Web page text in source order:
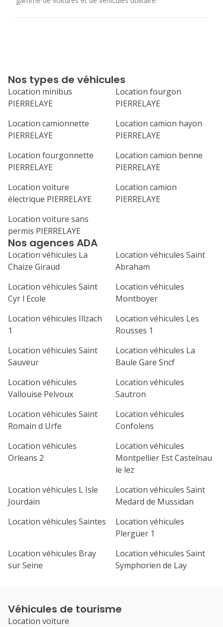
Nos agences ADA
Location véhicules La
Chaize Giraud
Location véhicules Saint
Abraham
Location véhicules Saint
Cyr l Ecole
Location véhicules
Montboyer
Location véhicules Illzach
1
Location véhicules Les
Rousses 1
Location véhicules Saint
Sauveur
Location véhicules La
Baule Gare Sncf
Location véhicules
Vallouise Pelvoux
Location véhicules
Sautron
Location véhicules Saint
Romain d Urfe
Location véhicules
Confolens
Location véhicules
Orleans 2
Location véhicules
Montpellier Est Castelnau
le lez
Location véhicules L Isle
Jourdain
Location véhicules Saint
Medard de Mussidan
Location véhicules Saintes
Location véhicules
Plerguer 1
Location véhicules Bray
sur Seine
Location véhicules Saint
Symphorien de Lay
Nos types de véhicules
Location minibus
PIERRELAYE
Location fourgon
PIERRELAYE
Location camionnette
PIERRELAYE
Location camion hayon
PIERRELAYE
Location fourgonnette
PIERRELAYE
Location camion benne
PIERRELAYE
Location voiture
électrique PIERRELAYE
Location camion
PIERRELAYE
Location voiture sans
permis PIERRELAYE
Véhicules de tourisme
Location voiture